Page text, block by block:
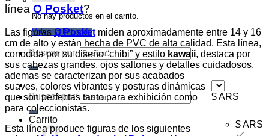
No hay productos en el carrito.
Volver a la tienda
Buscar por:
$ ARS
$ ARS
Buscar por:
Carrito
línea Q Posket?
Las figurasQ Posket miden aproximadamente entre 14 y 16
cm de alto y están hecha de PVC de alta calidad. Esta línea,
conocida por su diseño “chibi” y estilo kawaii, destaca por
sus cabezas grandes, ojos saltones y detalles cuidadosos,
ademas se caracterizan por sus acabados
suaves, colores vibrantes y posturas dinámicas
que son perfectas tanto para exhibición como
para coleccionistas.
Esta línea produce figuras de los siguientes